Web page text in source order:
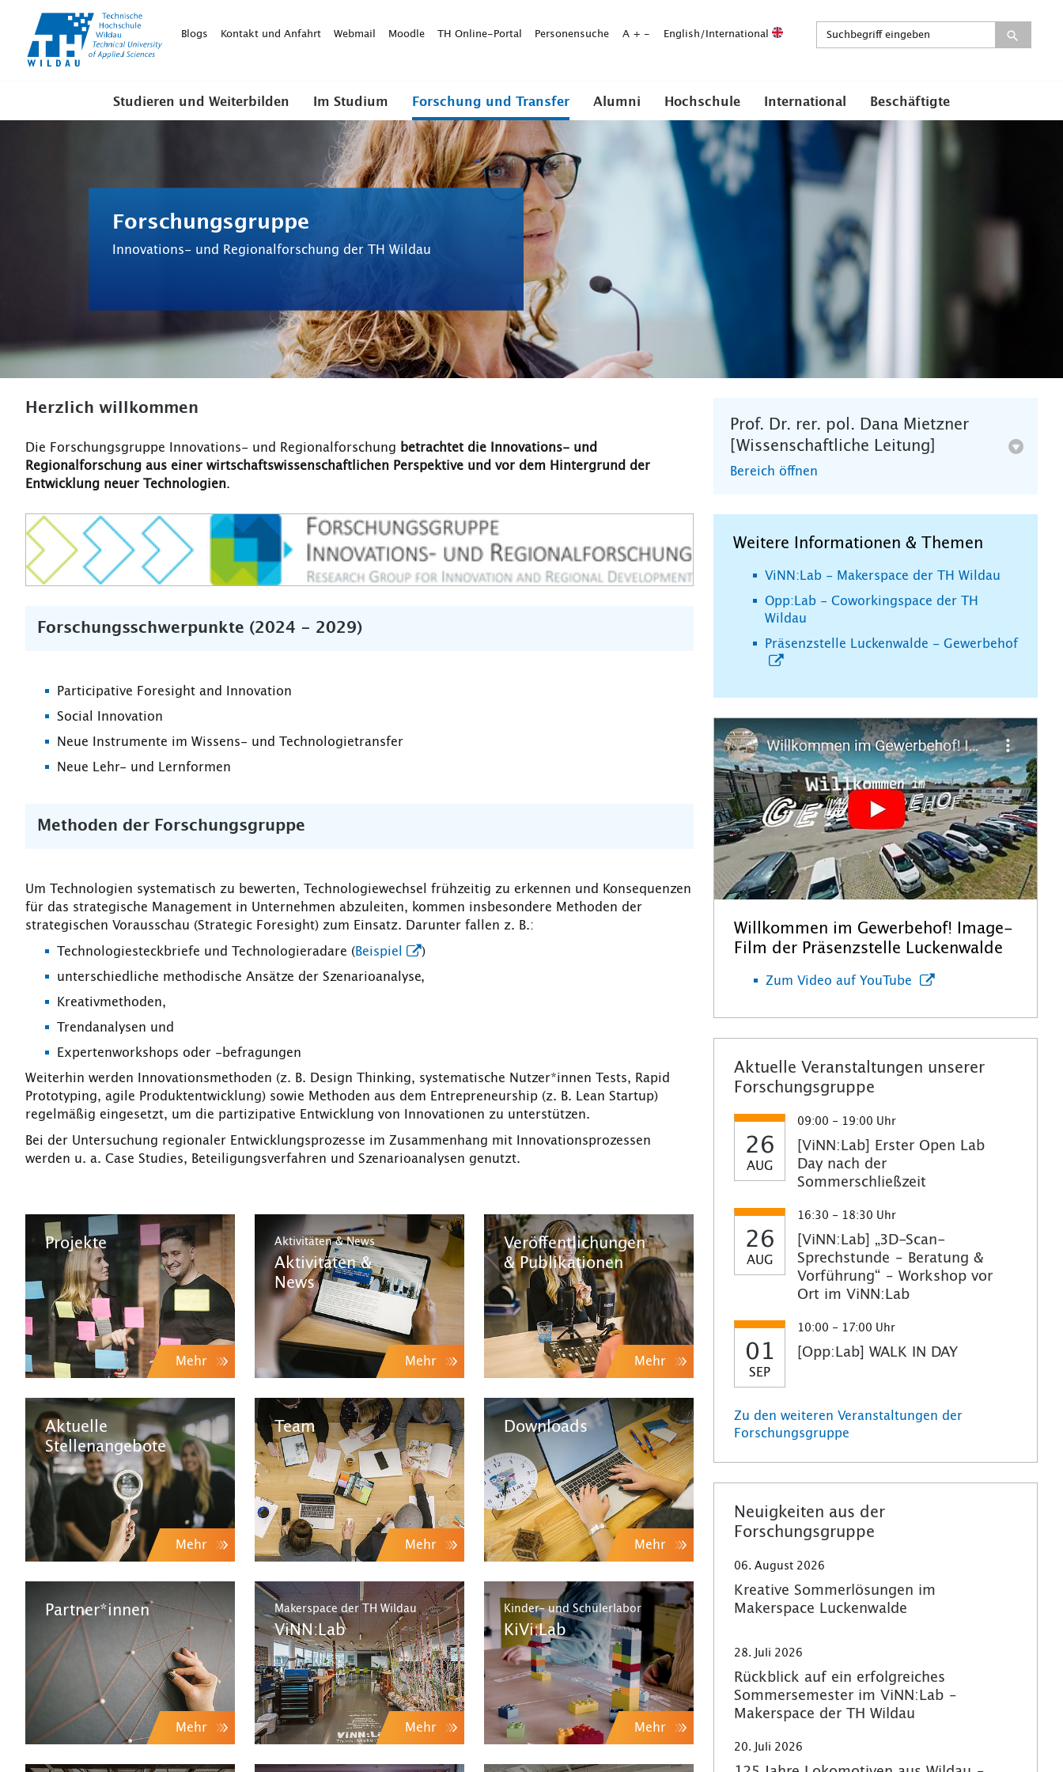
WildauBlogs Kontakt und Anfahrt Webmail Moodle TH Online-Portal Personensuche A + - English/International
Studieren und Weiterbilden Im Studium Forschung und Transfer Alumni Hochschule International Beschäftigte
Forschungsgruppe
Innovations- und Regionalforschung der TH Wildau
Herzlich willkommen
Die Forschungsgruppe Innovations- und Regionalforschung betrachtet die Innovations- und
Regionalforschung aus einer wirtschaftswissenschaftlichen Perspektive und vor dem Hintergrund der
Entwicklung neuer Technologien.
Forschungsschwerpunkte (2024 - 2029)
Participative Foresight and Innovation
Social Innovation
Neue Instrumente im Wissens- und Technologietransfer
Neue Lehr- und Lernformen
Methoden der Forschungsgruppe
Um Technologien systematisch zu bewerten, Technologiewechsel frühzeitig zu erkennen und Konsequenzen
für das strategische Management in Unternehmen abzuleiten, kommen insbesondere Methoden der
strategischen Vorausschau (Strategic Foresight) zum Einsatz. Darunter fallen z. B.:
Technologiesteckbriefe und Technologieradare (Beispiel
)
unterschiedliche methodische Ansätze der Szenarioanalyse,
Kreativmethoden,
Trendanalysen und
Expertenworkshops oder -befragungen
Weiterhin werden Innovationsmethoden (z. B. Design Thinking, systematische Nutzer*innen Tests, Rapid
Prototyping, agile Produktentwicklung) sowie Methoden aus dem Entrepreneurship (z. B. Lean Startup)
regelmäßig eingesetzt, um die partizipative Entwicklung von Innovationen zu unterstützen.
Bei der Untersuchung regionaler Entwicklungsprozesse im Zusammenhang mit Innovationsprozessen
werden u. a. Case Studies, Beteiligungsverfahren und Szenarioanalysen genutzt.
Projekte
Mehr
Aktivitäten & News
Aktivitäten &
News
Mehr
Veröffentlichungen
& Publikationen
Mehr
Aktuelle
Stellenangebote
Mehr
Team
Mehr
Downloads
Mehr
Partner*innen
Mehr
Makerspace der TH Wildau
ViNN:Lab
Mehr
Kinder- und Schülerlabor
KiVi:Lab
Mehr
Prof. Dr. rer. pol. Dana Mietzner
[Wissenschaftliche Leitung]
Bereich öffnen
Weitere Informationen & Themen
ViNN:Lab - Makerspace der TH Wildau
Opp:Lab - Coworkingspace der TH
Wildau
Präsenzstelle Luckenwalde - Gewerbehof
Willkommen im Gewerbehof! Image-
Film der Präsenzstelle Luckenwalde
Zum Video auf YouTube
Aktuelle Veranstaltungen unserer
Forschungsgruppe
26
AUG
09:00 - 19:00 Uhr
[ViNN:Lab] Erster Open Lab
Day nach der
Sommerschließzeit
26
AUG
16:30 - 18:30 Uhr
[ViNN:Lab] „3D-Scan-
Sprechstunde – Beratung &
Vorführung“ – Workshop vor
Ort im ViNN:Lab
01
SEP
10:00 - 17:00 Uhr
[Opp:Lab] WALK IN DAY
Zu den weiteren Veranstaltungen der
Forschungsgruppe
Neuigkeiten aus der
Forschungsgruppe
06. August 2026
Kreative Sommerlösungen im
Makerspace Luckenwalde
28. Juli 2026
Rückblick auf ein erfolgreiches
Sommersemester im ViNN:Lab –
Makerspace der TH Wildau
20. Juli 2026